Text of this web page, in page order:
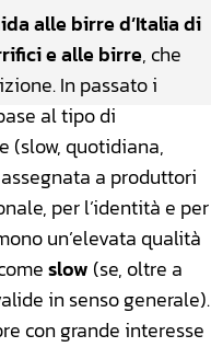
alle birre d’Italia di
e alle birre, che
In passato i
al tipo di
(slow, quotidiana,
a produttori
per l’identità e per
un’elevata qualità
slow (se, oltre a
in senso generale).
con grande interesse